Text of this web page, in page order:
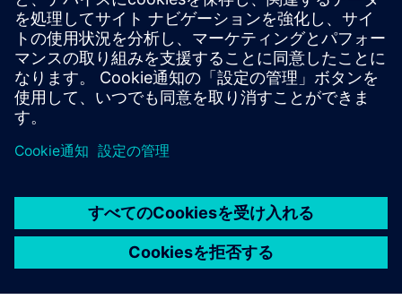
ポッドキャスト| スマートマシンとスマート・インダスト
リーの未来
ポッドキャスト| IIoTでデジタル・トランスフォーメーシ
ョンを推進
ポッドキャスト
| 持続可能性と、デジタルツインがエネル
ギー資源の使用に及ぼす影響
| リモート状態監視とリモート・サービ
電子ブック| IIoTでデータを活用し、知見を取得